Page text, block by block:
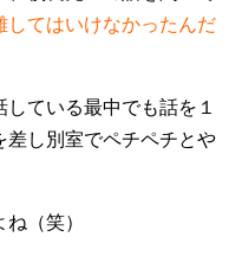
してはいけなかったんだ
ている最中でも話を１
差し別室でペチペチとや
（笑）